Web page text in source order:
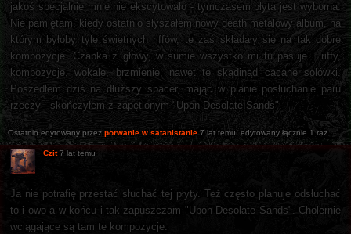
jakoś specjalnie mnie nie ekscytowało - tymczasem płyta jest wyborna.
Nie pamiętam, kiedy ostatnio słyszałem nowy death metalowy album, na
którym byłoby tyle świetnych riffów, te zaś składały się na tak dobre
kompozycje. Czapka z głowy, w sumie wszystko mi tu pasuje... riffy,
kompozycje, wokale, brzmienie, nawet te skądinąd cacane solówki.
Poszedłem dziś na dłuższy spacer, mając w planie posłuchanie paru
rzeczy - skończyłem z zapętlonym "Upon Desolate Sands".
Ostatnio edytowany przez porwanie w satanistanie 7 lat temu , edytowany łącznie 1 raz.
Czit 7 lat temu
Ja nie potrafię przestać słuchać tej płyty. Też często planuje odsłuchać
to i owo a w końcu i tak zapuszczam "Upon Desolate Sands". Cholernie
wciągające są tam te kompozycje.